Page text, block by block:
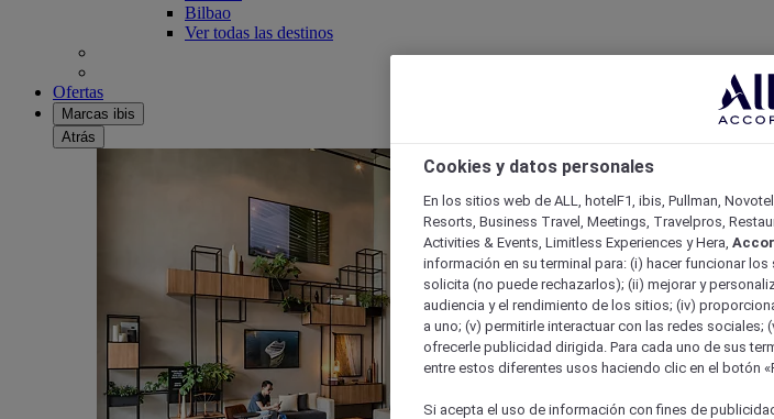
Bilbao
Ver todas las destinos
Ofertas
Marcas ibis
Atrás
Cookies y datos personales
En los sitios web de ALL, hotelF1, ibis, Pullman,
Resorts, Business Travel, Meetings, Travelpros,
Activities & Events, Limitless Experiences y Hera,
información en su terminal para: (i) hacer funcionar
solicita (no puede rechazarlos); (ii) mejorar y
audiencia y el rendimiento de los sitios; (iv)
a uno; (v) permitirle interactuar con las redes sociales;
ofrecerle publicidad dirigida. Para cada uno de sus
entre estos diferentes usos haciendo clic en el botón
Si acepta el uso de información con fines de